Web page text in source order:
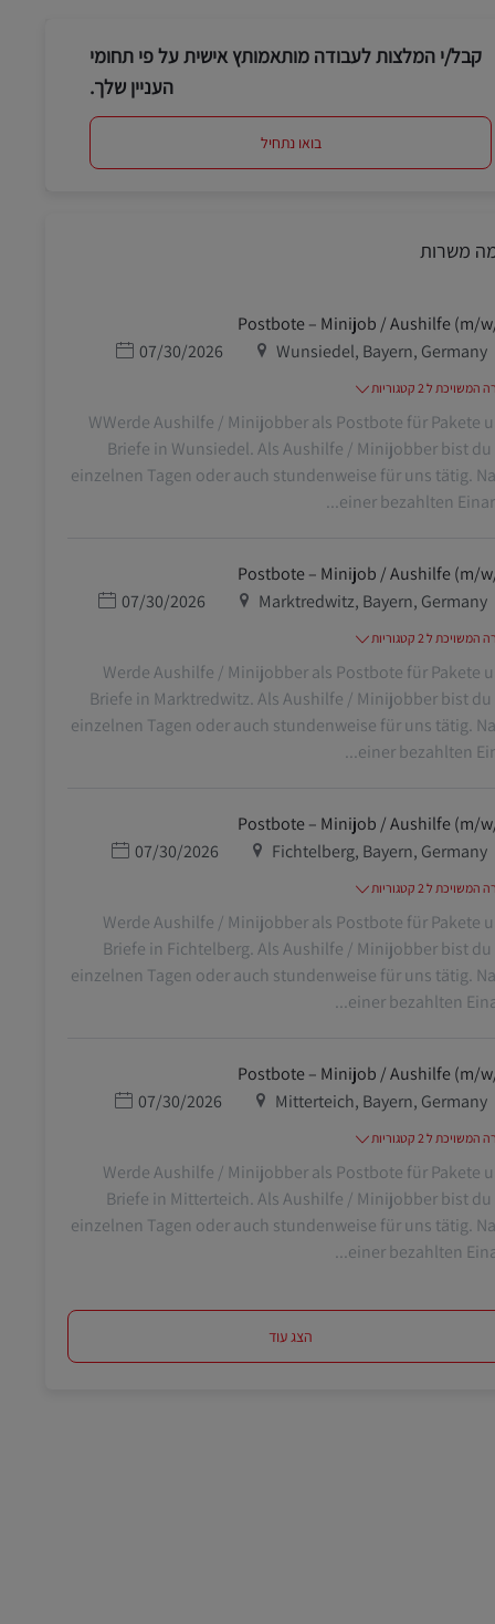
קבל/י המלצות לעבודה מותאמותץ אישית על פי תחומי
העניין שלך.
בואו נתחיל
משרות
Postbote – Minijob / Aushilfe (m/
מיקום
Wunsiedel, Bayern, Germany תאריך פרסום
07/30/2026
ל 2 קטגוריות
WWerde Aushilfe / Minijobber als Postbote für Pakete
Briefe in Wunsiedel. Als Aushilfe / Minijobber bist du
einzelnen Tagen oder auch stundenweise für uns tätig.
einer bezahlten
Postbote – Minijob / Aushilfe (m/
מיקום
Marktredwitz, Bayern, Germany תאריך פרסום
07/30/2026
ל 2 קטגוריות
Werde Aushilfe / Minijobber als Postbote für Pakete
Briefe in Marktredwitz. Als Aushilfe / Minijobber bist du
einzelnen Tagen oder auch stundenweise für uns tätig.
einer bezahlten
Postbote – Minijob / Aushilfe (m/
מיקום
Fichtelberg, Bayern, Germany תאריך פרסום
07/30/2026
ל 2 קטגוריות
Werde Aushilfe / Minijobber als Postbote für Pakete
Briefe in Fichtelberg. Als Aushilfe / Minijobber bist du
einzelnen Tagen oder auch stundenweise für uns tätig.
einer bezahlten
Postbote – Minijob / Aushilfe (m/
מיקום
Mitterteich, Bayern, Germany תאריך פרסום
07/30/2026
ל 2 קטגוריות
Werde Aushilfe / Minijobber als Postbote für Pakete
Briefe in Mitterteich. Als Aushilfe / Minijobber bist du
einzelnen Tagen oder auch stundenweise für uns tätig.
einer bezahlten
הצג עוד